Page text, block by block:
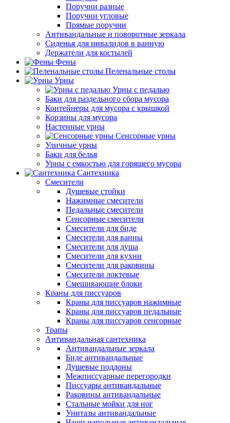
Поручни разные
Поручни угловые
Прямые поручни
Антивандальные и поворотные зеркала
Сиденья для инвалидов в ванную
Держатели для костылей
Фены
Пеленальные столы
Урны
Урны с педалью
Баки для раздельного сбора мусора
Контейнеры для мусора с крышкой
Корзины для мусора
Настенные урны
Сенсорные урны
Уличные урны
Баки для белья
Урны с емкостью для горящего мусора
Сантехника
Смесители
Душевые стойки
Нажимные смесители
Педальные смесители
Сенсорные смесители
Смесители для биде
Смесители для ванны
Смесители для душа
Смесители для кухни
Смесители для раковины
Смесители локтевые
Смешивающие блоки
Краны для писсуаров
Краны для писсуаров нажимные
Краны для писсуаров педальные
Краны для писсуаров сенсорные
Трапы
Антивандальная сантехника
Антивандальные зеркала
Биде антивандальные
Душевые поддоны
Межписсуарные перегородки
Писсуары антивандальные
Раковины антивандальные
Стальные мойки для ног
Унитазы антивандальные